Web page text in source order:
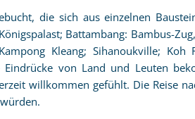
die sich aus einzelnen
Battambang: Bambus-
Kleang; Sihanoukville;
von Land und Leuten
willkommen gefühlt. Die Reise